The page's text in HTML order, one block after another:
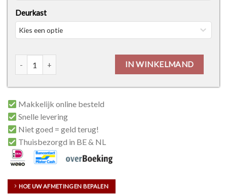
Deurkast
IN WINKELMAND
Thys Real Oak Horizontale Serie 5 New Glass Design 1510
Makkelijk online besteld
Snelle levering
Niet goed = geld terug!
Thuisbezorgd in BE & NL
HOE UW AFMETINGEN BEPALEN